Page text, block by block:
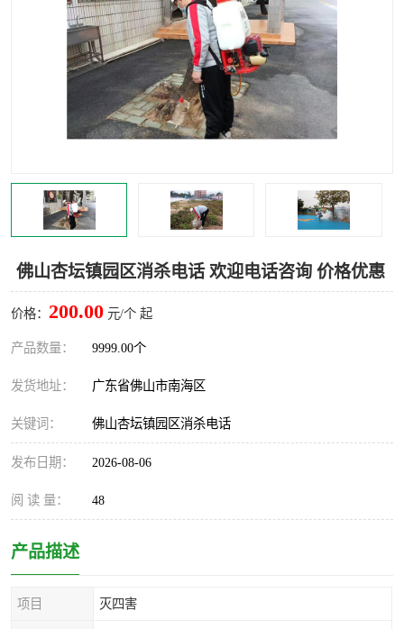
佛山杏坛镇园区消杀电话 欢迎电话咨询 价格优惠
价格： 200.00 元/个 起
产品数量： 9999.00个
发货地址： 广东省佛山市南海区
关键词： 佛山杏坛镇园区消杀电话
发布日期： 2026-08-06
阅 读 量： 48
产品描述
项目 灭四害
灭蜱虫 消杀
灭苍蝇 灭跳蚤
灭蟑螂
害虫防治 灭杀害虫